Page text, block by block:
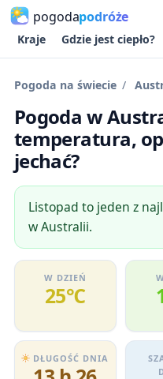
pogodapodróże
Kraje Gdzie jest ciepło?
Pogoda na świecie
Pogoda w
temperatura,
jechać?
Listopad to jeden z
w Australii.
W DZIEŃ
25℃
DŁUGOŚĆ DNIA